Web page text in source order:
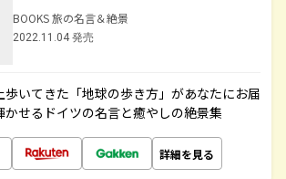
BOOKS 旅の名言＆絶景
2022.11.04 発売
いてきた「地球の歩き方」があなたにお届
かせるドイツの名言と癒やしの絶景集
詳細を見る